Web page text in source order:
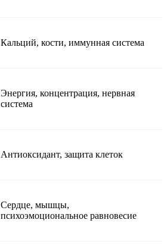
Кальций, кости, иммунная система
Энергия, концентрация, нервная
система
Антиоксидант, защита клеток
Сердце, мышцы,
психоэмоциональное равновесие